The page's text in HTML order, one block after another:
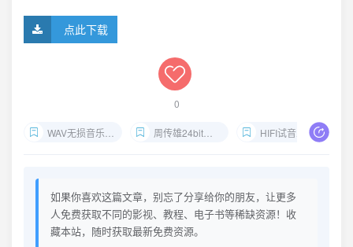
点此下载
0
WAV无损音乐下载 周传雄24bit合集 HIFI试音人声推荐
如果你喜欢这篇文章，别忘了分享给你的朋友，让更多
人免费获取不同的影视、教程、电子书等稀缺资源！收
藏本站，随时获取最新免费资源。